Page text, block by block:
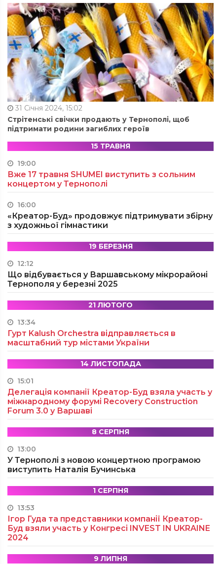
31 Січня 2024, 15:02
Стрітенські свічки продають у Тернополі, щоб
підтримати родини загиблих героїв
15 ТРАВНЯ
19:00
Вже 17 травня SHUMEI виступить з сольним
концертом у Тернополі
16:00
«Креатор-Буд» продовжує підтримувати збірну
з художньої гімнастики
19 БЕРЕЗНЯ
12:12
Що відбувається у Варшавському мікрорайоні
Тернополя у березні 2025
21 ЛЮТОГО
13:34
Гурт Kalush Orchestra відправляється в
масштабний тур містами України
14 ЛИСТОПАДА
15:01
Делегація компанії Креатор-Буд взяла участь у
міжнародному форумі Recovery Construction
Forum 3.0 у Варшаві
8 СЕРПНЯ
13:00
У Тернополі з новою концертною програмою
виступить Наталія Бучинська
1 СЕРПНЯ
13:53
Ігор Гуда та представники компанії Креатор-
Буд взяли участь у Конгресі INVEST IN UKRAINE
2024
9 ЛИПНЯ